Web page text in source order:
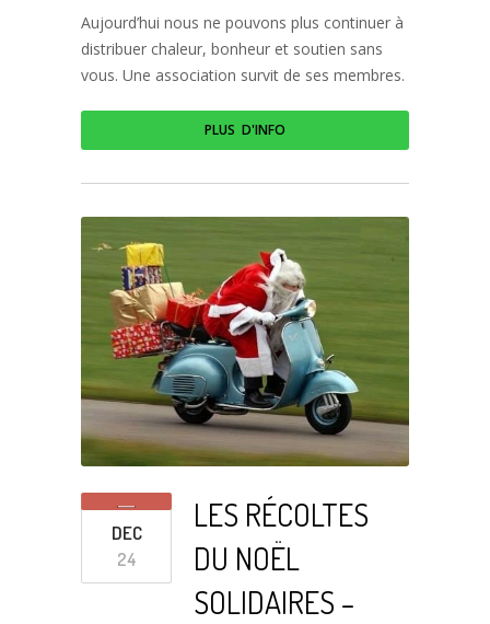
Aujourd’hui nous ne pouvons plus continuer à
distribuer chaleur, bonheur et soutien sans
vous. Une association survit de ses membres.
PLUS D'INFO
DEC
24
LES RÉCOLTES
DU NOËL
SOLIDAIRES –